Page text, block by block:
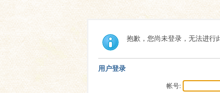
抱歉，您尚未登录，无法进行
用户登录
帐号: